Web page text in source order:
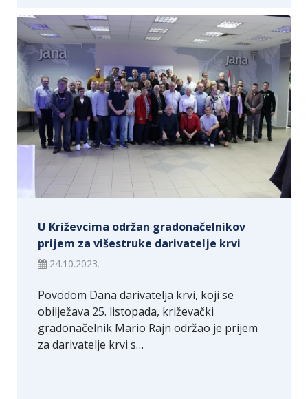
U Križevcima održan gradonačelnikov
prijem za višestruke darivatelje krvi
24.10.2023.
Povodom Dana darivatelja krvi, koji se
obilježava 25. listopada, križevački
gradonačelnik Mario Rajn održao je prijem
za darivatelje krvi s…